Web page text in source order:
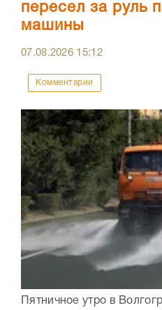
пересел за руль
машины
07.08.2026 15:12
Комментарии
Пятничное утро в